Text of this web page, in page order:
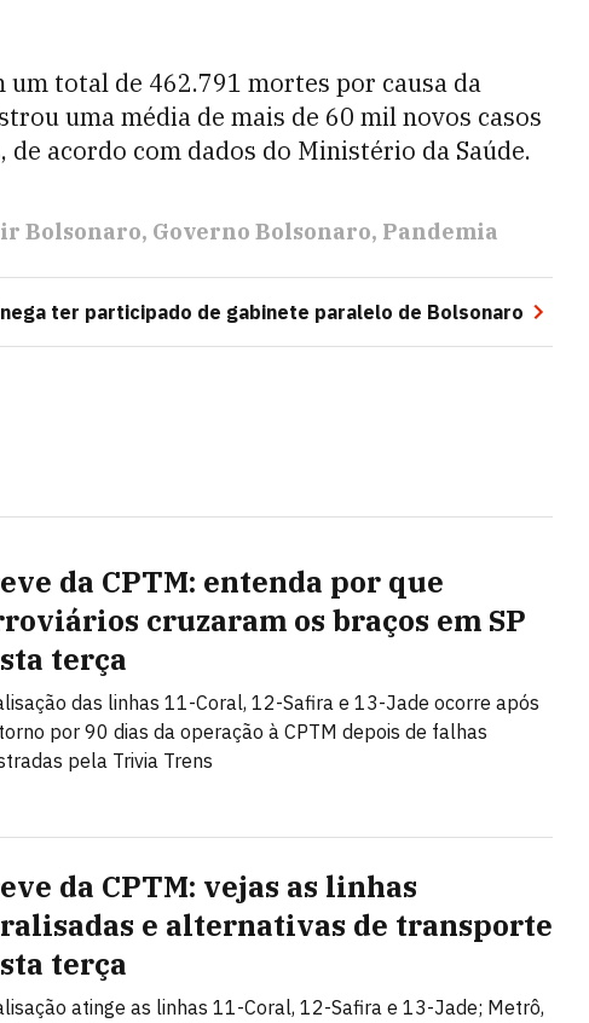
um total de 462.791 mortes por causa da
uma média de mais de 60 mil novos casos
acordo com dados do Ministério da Saúde.
Bolsonaro Governo Bolsonaro Pandemia
nega ter participado de gabinete paralelo de Bolsonaro
da CPTM: entenda por que
cruzaram os braços em SP
terça
das linhas 11-Coral, 12-Safira e 13-Jade ocorre após
por 90 dias da operação à CPTM depois de falhas
pela Trivia Trens
da CPTM: vejas as linhas
e alternativas de transporte
terça
atinge as linhas 11-Coral, 12-Safira e 13-Jade; Metrô,